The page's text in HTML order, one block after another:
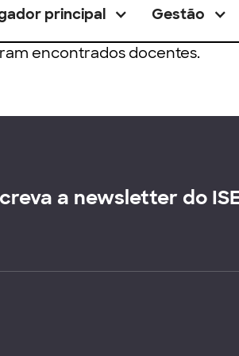
principal Gestão
encontrados docentes.
a newsletter do